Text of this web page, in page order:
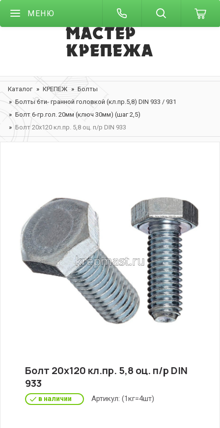
МЕНЮ
Каталог КРЕПЕЖ
Болты
Болты 6ти- гранной головкой (кл.пр.5,8) DIN 933 / 931
Болт 6-гр.гол. 20мм (ключ 30мм) (шаг 2,5)
Болт 20х120 кл.пр. 5,8 оц. п/р DIN 933
Болт 20х120 кл.пр. 5,8 оц. п/р DIN
933
в наличии Артикул: (1кг=4шт)